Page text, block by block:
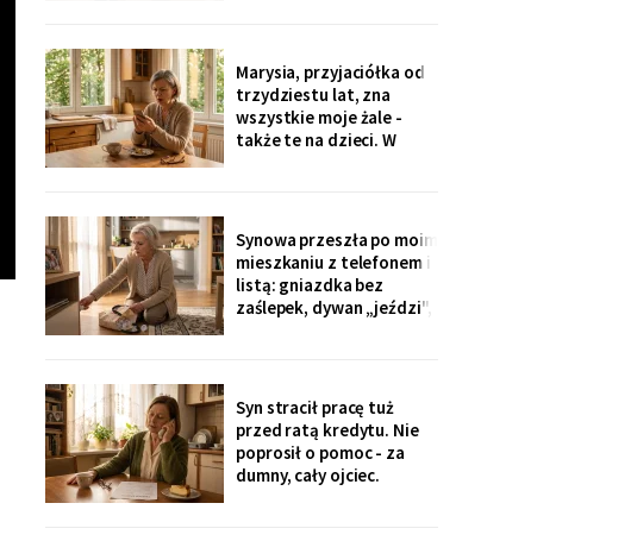
Dwadzieścia lat woziłam
im niedzielne obiady.
Karton stoi w
przedpokoju trzeci dzień
- nie
Marysia, przyjaciółka od
trzydziestu lat, zna
wszystkie moje żale -
także te na dzieci. W
córki, siedziała Marysia.
Mnie nie zaproszono.
Córka wyjaśniła krótko:
„Marysia tak
Synowa przeszła po moim
mieszkaniu z telefonem i
listą: gniazdka bez
zaślepek, dywan „jeździ",
przywozić". Zaślepki
kupiłam w poniedziałek.
Własną trójkę
wychowałam bez ani
jednej.
Syn stracił pracę tuż
przed ratą kredytu. Nie
poprosił o pomoc - za
dumny, cały ojciec.